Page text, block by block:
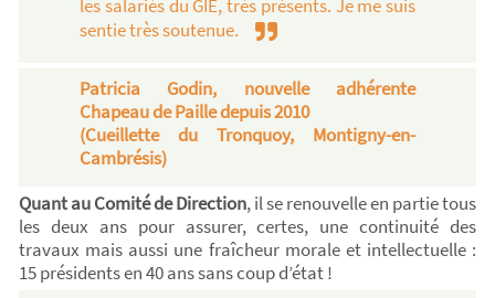
les salariés du GIE, très présents. Je me suis
sentie très soutenue.
Patricia Godin, nouvelle adhérente
Chapeau de Paille depuis 2010
(Cueillette du Tronquoy, Montigny-en-
Cambrésis)
Quant au Comité de Direction, il se renouvelle en partie tous
les deux ans pour assurer, certes, une continuité des
travaux mais aussi une fraîcheur morale et intellectuelle :
15 présidents en 40 ans sans coup d’état !